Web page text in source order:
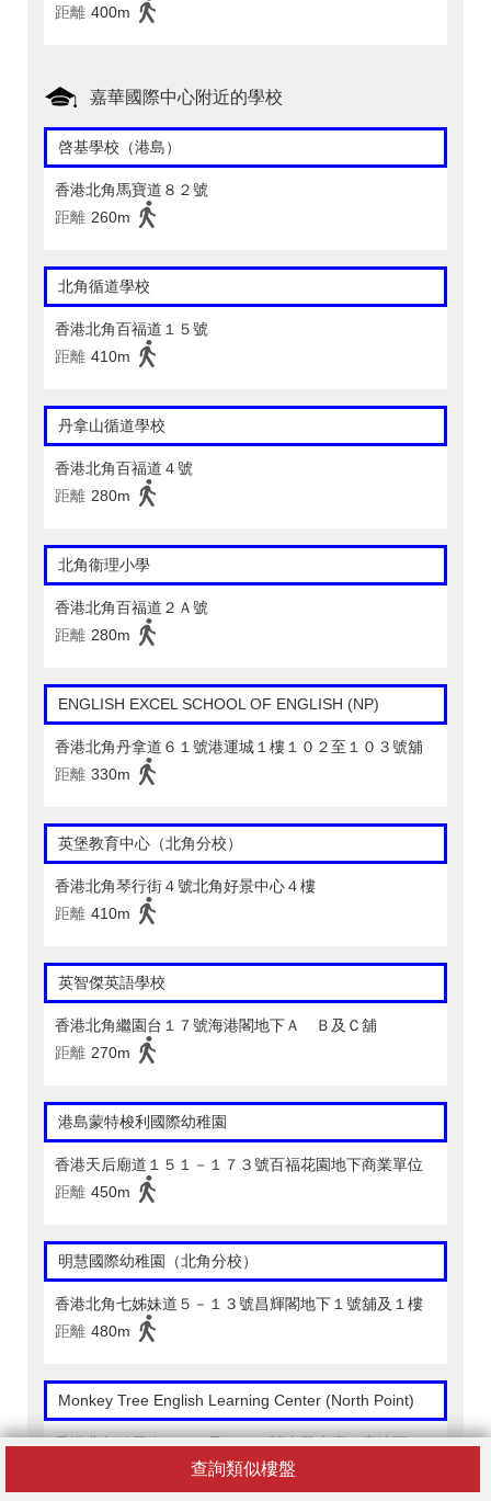
查詢類似樓盤
距離 400m
嘉華國際中心附近的學校
啓基學校（港島）
香港北角馬寶道８２號
距離 260m
北角循道學校
香港北角百福道１５號
距離 410m
丹拿山循道學校
香港北角百福道４號
距離 280m
北角衞理小學
香港北角百福道２Ａ號
距離 280m
ENGLISH EXCEL SCHOOL OF ENGLISH (NP)
香港北角丹拿道６１號港運城１樓１０２至１０３號舖
距離 330m
英堡教育中心（北角分校）
香港北角琴行街４號北角好景中心４樓
距離 410m
英智傑英語學校
香港北角繼園台１７號海港閣地下Ａ Ｂ及Ｃ舖
距離 270m
港島蒙特梭利國際幼稚園
香港天后廟道１５１－１７３號百福花園地下商業單位
距離 450m
明慧國際幼稚園（北角分校）
香港北角七姊妹道５－１３號昌輝閣地下１號舖及１樓
距離 480m
Monkey Tree English Learning Center (North Point)
香港北角錦屏街４５Ａ及４３Ａ號東發大廈Ｄ座地下２
１號舖及Ｃ座地下２２號舖
距離 420m